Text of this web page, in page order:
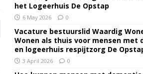
het Logeerhuis De Opstap
6 May 2026 0
Vacature bestuurslid Waardig
Wonen als thuis voor mensen met
en logeerhuis respijtzorg De
3 April 2026 0